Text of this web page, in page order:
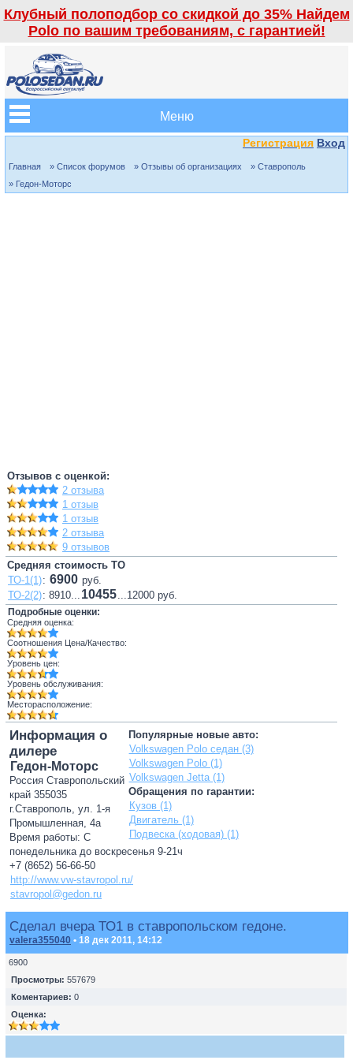
Клубный полоподбор со скидкой до 35% Найдем
Polo по вашим требованиям, с гарантией!
Меню
Регистрация Вход
Главная » Список форумов » Отзывы об организациях
» Ставрополь
» Гедон-Моторс
Отзывов с оценкой:
2 отзыва
1 отзыв
1 отзыв
2 отзыва
9 отзывов
Средняя стоимость ТО
ТО-1(1): 6900 руб.
ТО-2(2): 8910... 10455...12000 руб.
Подробные оценки:
Средняя оценка:
Соотношения Цена/Качество:
Уровень цен:
Уровень обслуживания:
Месторасположение:
Популярные новые авто:
Volkswagen Polo седан (3)
Volkswagen Polo (1)
Volkswagen Jetta (1)
Обращения по гарантии:
Кузов (1)
Двигатель (1)
Подвеска (ходовая) (1)
Информация о
дилере
Гедон-Моторс
Россия Ставропольский
край 355035
г.Ставрополь, ул. 1-я
Промышленная, 4а
Время работы: С
понедельника до воскресенья 9-21ч
+7 (8652) 56-66-50
http://www.vw-stavropol.ru/
stavropol@gedon.ru
Сделал вчера ТО1 в ставропольском гедоне.
valera355040 • 18 дек 2011, 14:12
6900
Просмотры: 557679
Коментариев: 0
Оценка: